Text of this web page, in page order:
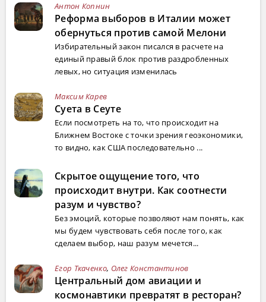
Антон Копнин
Реформа выборов в Италии может
обернуться против самой Мелони
Избирательный закон писался в расчете на
единый правый блок против раздробленных
левых, но ситуация изменилась
Максим Карев
Суета в Сеуте
Если посмотреть на то, что происходит на
Ближнем Востоке с точки зрения геоэкономики,
то видно, как США последовательно ...
Скрытое ощущение того, что
происходит внутри. Как соотнести
разум и чувство?
Без эмоций, которые позволяют нам понять, как
мы будем чувствовать себя после того, как
сделаем выбор, наш разум мечется...
Егор Ткаченко, Олег Константинов
Центральный дом авиации и
космонавтики превратят в ресторан?